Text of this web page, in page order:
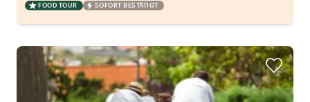
FOOD TOUR SOFORT BESTÄTIGT